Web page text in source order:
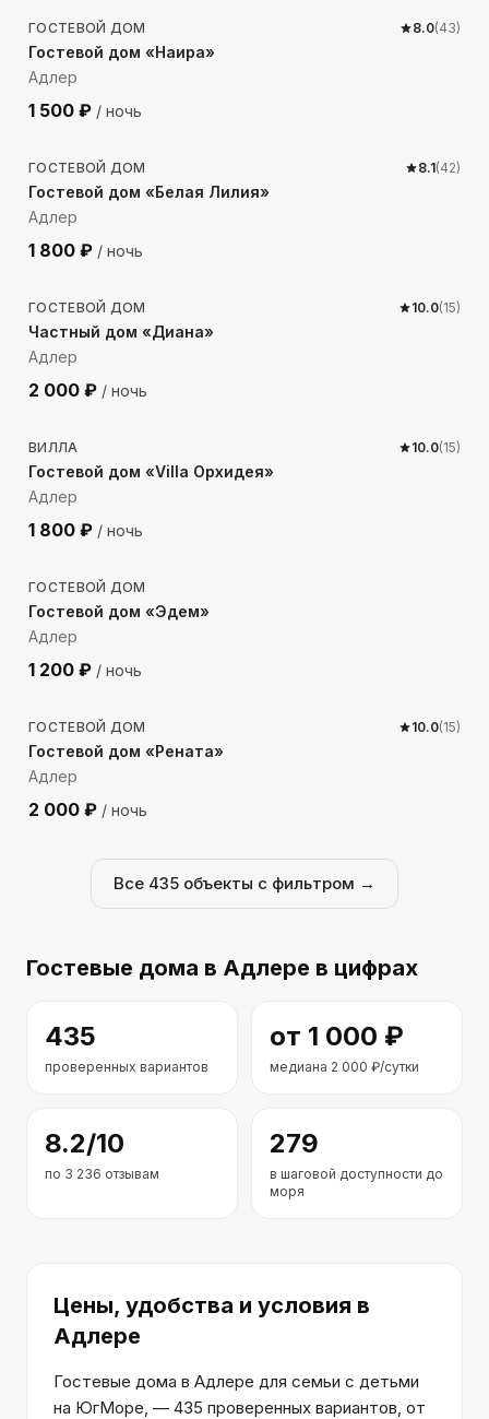
ГОСТЕВОЙ ДОМ 8.0(43)
Гостевой дом «Наира»
Адлер
1 500 ₽ / ночь
386 м до моря
ГОСТЕВОЙ ДОМ 8.1(42)
Гостевой дом «Белая Лилия»
Адлер
1 800 ₽ / ночь
302м до моря
ГОСТЕВОЙ ДОМ 10.0(15)
Частный дом «Диана»
Адлер
2 000 ₽ / ночь
215 м до моря
ВИЛЛА 10.0(15)
Гостевой дом «Villa Орхидея»
Адлер
1 800 ₽ / ночь
574м до моря
ГОСТЕВОЙ ДОМ
Гостевой дом «Эдем»
Адлер
1 200 ₽ / ночь
427 м до моря
ГОСТЕВОЙ ДОМ 10.0(15)
Гостевой дом «Рената»
Адлер
2 000 ₽ / ночь
Все 435 объекты с фильтром →
Гостевые дома в Адлере в цифрах
435
проверенных вариантов
от 1 000 ₽
медиана 2 000 ₽/сутки
8.2/10
по 3 236 отзывам
279
в шаговой доступности до
моря
Цены, удобства и условия в
Адлере
Гостевые дома в Адлере для семьи с детьми
на ЮгМоре, — 435 проверенных вариантов, от